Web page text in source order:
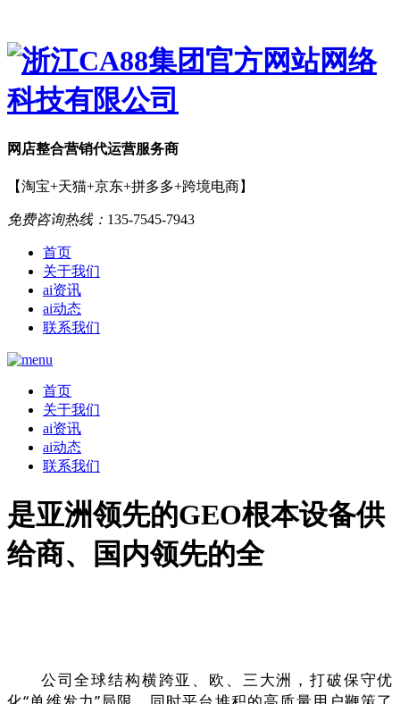
网店整合营销代运营服务商
【淘宝+天猫+京东+拼多多+跨境电商】
免费咨询热线： 135-7545-7943
首页
关于我们
ai资讯
ai动态
联系我们
首页
关于我们
ai资讯
ai动态
联系我们
是亚洲领先的GEO根本设备供
给商、国内领先的全
公司全球结构横跨亚、欧、三大洲，打破保守优